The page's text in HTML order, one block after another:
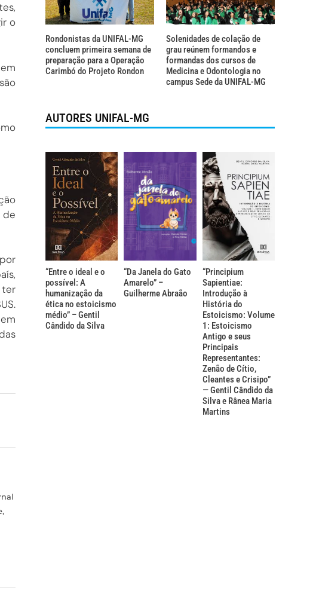
o
de
Rondonistas da UNIFAL-MG
concluem primeira semana de
preparação para a Operação
Carimbó do Projeto Rondon
Solenidades de colação de
grau reúnem formandos e
formandas dos cursos de
Medicina e Odontologia no
campus Sede da UNIFAL-MG
AUTORES UNIFAL-MG
“Entre o ideal e o
possível: A
humanização da
ética no estoicismo
médio” – Gentil
Cândido da Silva
“Da Janela do Gato
Amarelo” –
Guilherme Abraão
“Principium
Sapientiae:
Introdução à
História do
Estoicismo: Volume
1: Estoicismo
Antigo e seus
Principais
Representantes:
Zenão de Cítio,
Cleantes e Crisipo”
— Gentil Cândido da
Silva e Rânea Maria
Martins